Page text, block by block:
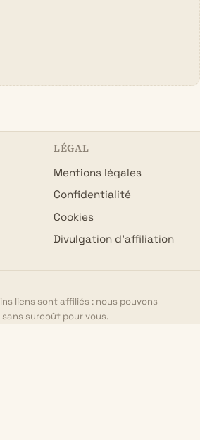
LÉGAL
Mentions légales
Confidentialité
Cookies
Divulgation d’affiliation
liens sont affiliés : nous pouvons
surcoût pour vous.